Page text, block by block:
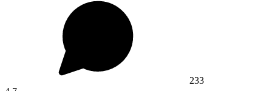
233